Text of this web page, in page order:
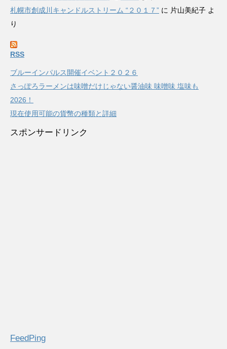
札幌市創成川キャンドルストリーム “２０１７” に 片山美紀子 よ
り
RSS
ブルーインパルス開催イベント２０２６
さっぽろラーメンは味噌だけじゃない醤油味 味噌味 塩味も
2026！
現在使用可能の貨幣の種類と詳細
スポンサードリンク
FeedPing